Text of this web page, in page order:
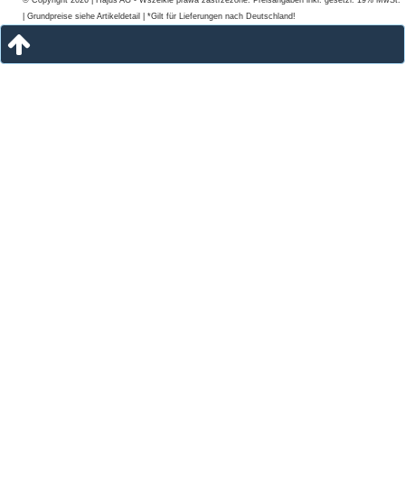
| Grundpreise siehe Artikeldetail | *Gilt für Lieferungen nach Deutschland!